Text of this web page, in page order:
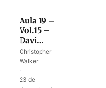
Aula 19 –
Vol.15 –
Davi
resume
sua vida
Salmo
Christopher
Walker
23 de